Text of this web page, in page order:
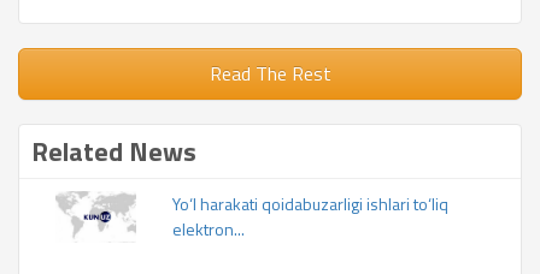
Read The Rest
Related News
Yo‘l harakati qoidabuzarligi ishlari to‘liq
elektron...